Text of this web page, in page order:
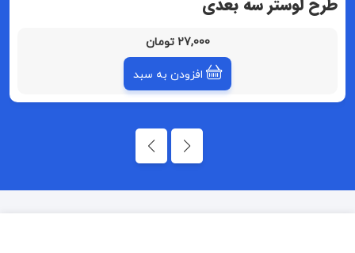
طرح لوستر سه بعدی
27,000 تومان
افزودن به سبد